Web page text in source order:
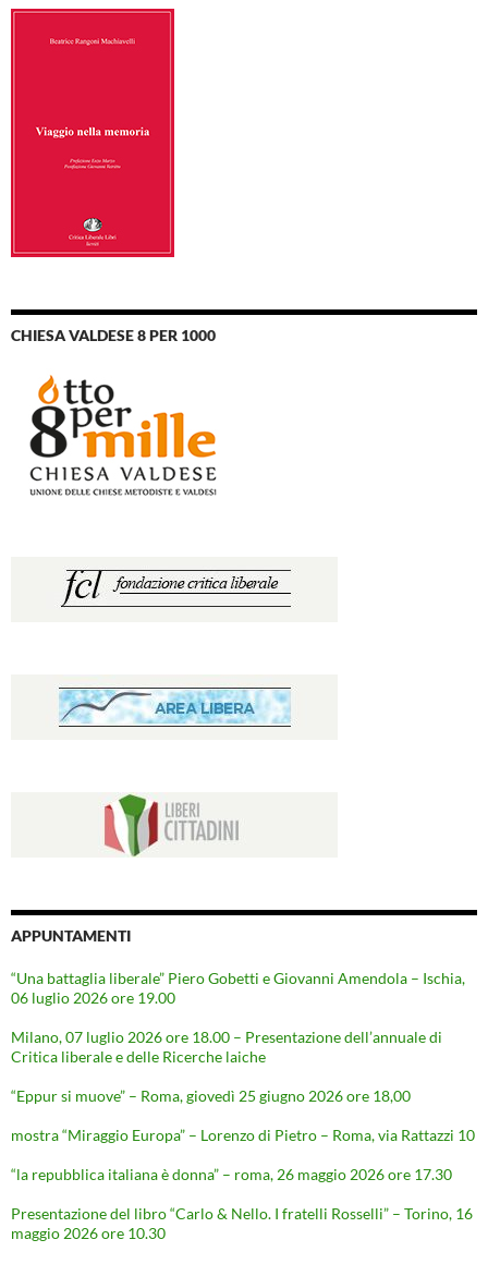
CHIESA VALDESE 8 PER 1000
APPUNTAMENTI
“Una battaglia liberale” Piero Gobetti e Giovanni Amendola – Ischia,
06 luglio 2026 ore 19.00
Milano, 07 luglio 2026 ore 18.00 – Presentazione dell’annuale di
Critica liberale e delle Ricerche laiche
“Eppur si muove” – Roma, giovedì 25 giugno 2026 ore 18,00
mostra “Miraggio Europa” – Lorenzo di Pietro – Roma, via Rattazzi 10
“la repubblica italiana è donna” – roma, 26 maggio 2026 ore 17.30
Presentazione del libro “Carlo & Nello. I fratelli Rosselli” – Torino, 16
maggio 2026 ore 10.30